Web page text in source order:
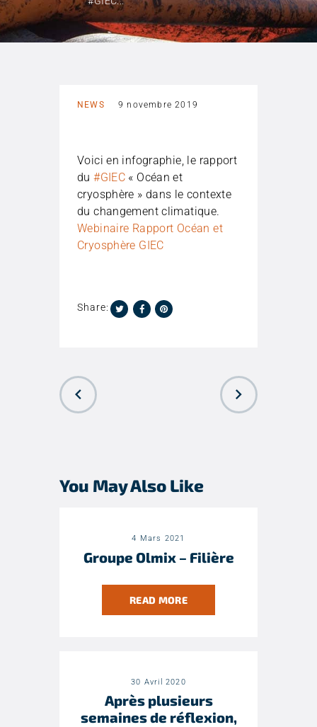
NEWS 9 novembre 2019
Voici en infographie, le rapport
du#GIEC « Océan et
cryosphère » dans le contexte
du changement climatique.
Webinaire Rapport Océan et
Cryosphère GIEC
Share:
You May Also Like
4 Mars 2021
Groupe Olmix – Filière
READ MORE
30 Avril 2020
Après plusieurs
semaines de réflexion,